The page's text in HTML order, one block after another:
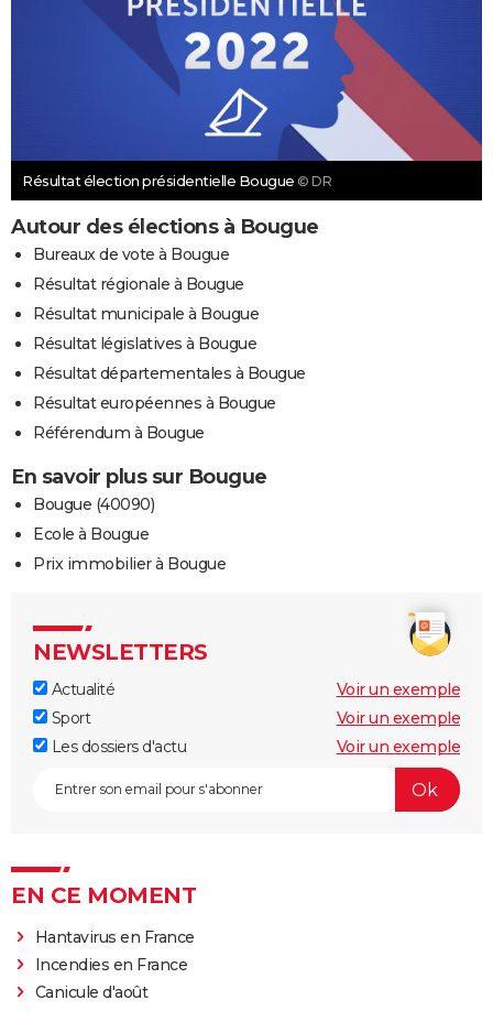
Résultat élection présidentielle Bougue © DR
Autour des élections à Bougue
Bureaux de vote à Bougue
Résultat régionale à Bougue
Résultat municipale à Bougue
Résultat législatives à Bougue
Résultat départementales à Bougue
Résultat européennes à Bougue
Référendum à Bougue
En savoir plus sur Bougue
Bougue (40090)
Ecole à Bougue
Prix immobilier à Bougue
NEWSLETTERS
Actualité
Voir un exemple
Sport
Voir un exemple
Les dossiers d'actu
Voir un exemple
EN CE MOMENT
Hantavirus en France
Incendies en France
Canicule d'août